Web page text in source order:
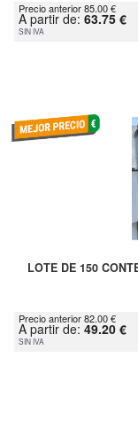
Precio anterior 85.00 €
A partir de: 63.75 €
SIN IVA
LOTE DE 150
Precio anterior 82.00 €
A partir de: 49.20 €
SIN IVA